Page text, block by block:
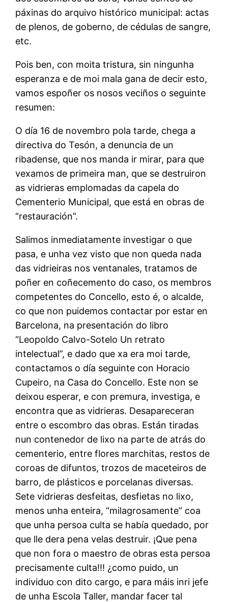
páxinas do arquivo histórico municipal: actas
de plenos, de goberno, de cédulas de sangre,
etc.
Pois ben, con moita tristura, sin ningunha
esperanza e de moi mala gana de decir esto,
vamos espoñer os nosos veciños o seguinte
resumen:
O día 16 de novembro pola tarde, chega a
directiva do Tesón, a denuncia de un
ribadense, que nos manda ir mirar, para que
vexamos de primeira man, que se destruiron
as vidrieras emplomadas da capela do
Cementerio Municipal, que está en obras de
“restauración”.
Salimos inmediatamente investigar o que
pasa, e unha vez visto que non queda nada
das vidrieiras nos ventanales, tratamos de
poñer en coñecemento do caso, os membros
competentes do Concello, esto é, o alcalde,
co que non puidemos contactar por estar en
Barcelona, na presentación do libro
“Leopoldo Calvo-Sotelo Un retrato
intelectual”, e dado que xa era moi tarde,
contactamos o día seguinte con Horacio
Cupeiro, na Casa do Concello. Este non se
deixou esperar, e con premura, investiga, e
encontra que as vidrieras. Desapareceran
entre o escombro das obras. Están tiradas
nun contenedor de lixo na parte de atrás do
cementerio, entre flores marchitas, restos de
coroas de difuntos, trozos de maceteiros de
barro, de plásticos e porcelanas diversas.
Sete vidrieras desfeitas, desfietas no lixo,
menos unha enteira, “milagrosamente” coa
que unha persoa culta se había quedado, por
que lle dera pena velas destruir. ¡Que pena
que non fora o maestro de obras esta persoa
precisamente culta!!! ¿como puido, un
individuo con dito cargo, e para máis inri jefe
de unha Escola Taller, mandar facer tal